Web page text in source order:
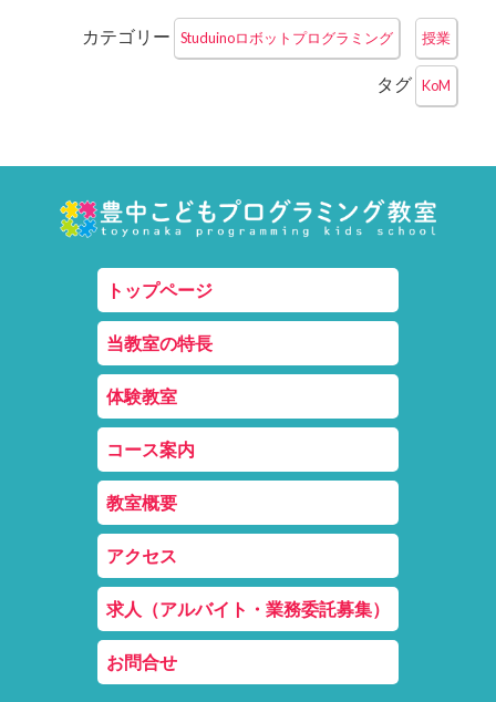
カテゴリー Studuinoロボットプログラミング 授業
タグ KoM
トップページ
当教室の特長
体験教室
コース案内
教室概要
アクセス
求人（アルバイト・業務委託募集）
お問合せ